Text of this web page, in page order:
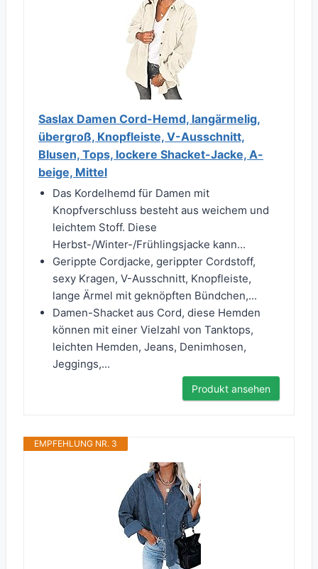
Saslax Damen Cord-Hemd, langärmelig,
übergroß, Knopfleiste, V-Ausschnitt,
Blusen, Tops, lockere Shacket-Jacke, A-
beige, Mittel
Das Kordelhemd für Damen mit
Knopfverschluss besteht aus weichem und
leichtem Stoff. Diese
Herbst-/Winter-/Frühlingsjacke kann...
Gerippte Cordjacke, gerippter Cordstoff,
sexy Kragen, V-Ausschnitt, Knopfleiste,
lange Ärmel mit geknöpften Bündchen,...
Damen-Shacket aus Cord, diese Hemden
können mit einer Vielzahl von Tanktops,
leichten Hemden, Jeans, Denimhosen,
Jeggings,...
Produkt ansehen
EMPFEHLUNG NR. 3